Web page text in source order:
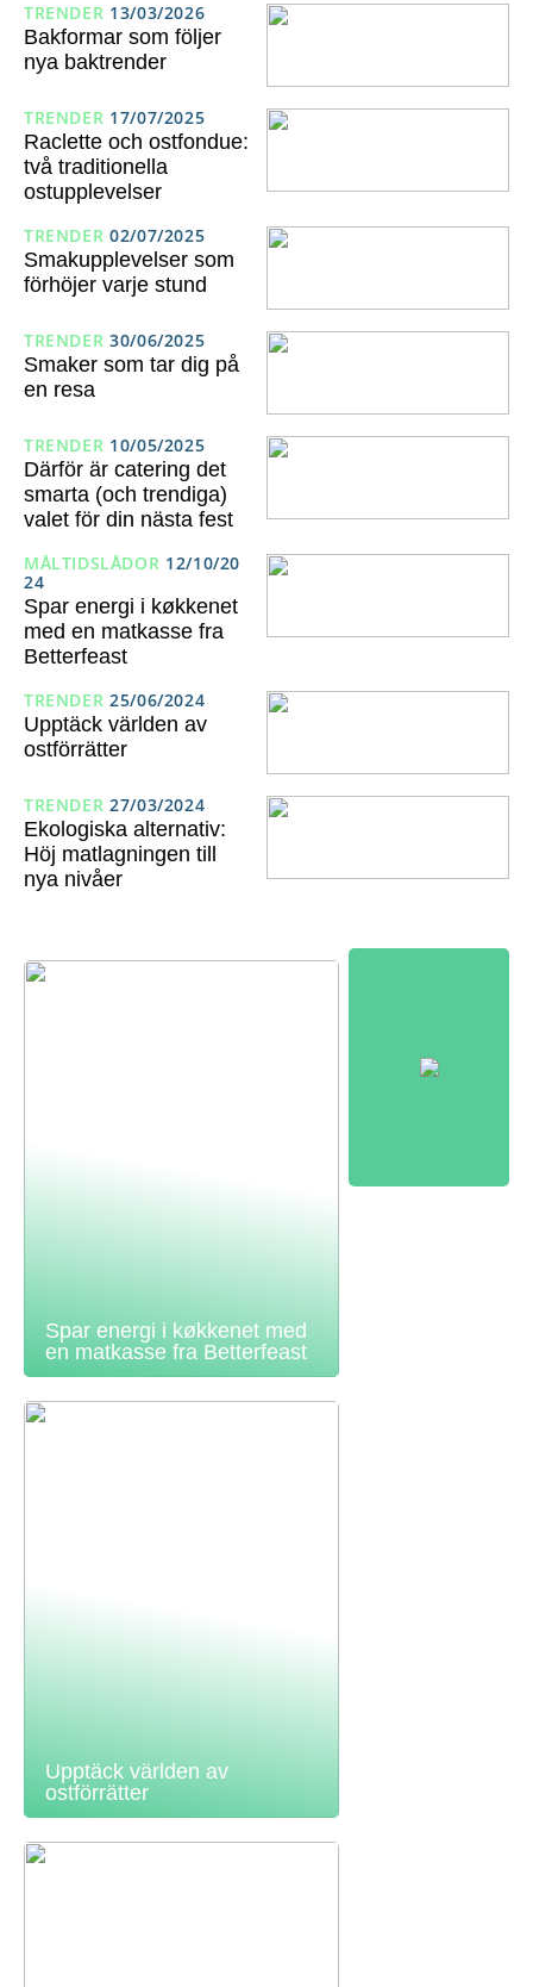
TRENDER 13/03/2026
Bakformar som följer
nya baktrender
TRENDER 17/07/2025
Raclette och ostfondue:
två traditionella
ostupplevelser
TRENDER 02/07/2025
Smakupplevelser som
förhöjer varje stund
TRENDER 30/06/2025
Smaker som tar dig på
en resa
TRENDER 10/05/2025
Därför är catering det
smarta (och trendiga)
valet för din nästa fest
MÅLTIDSLÅDOR 12/10/20
24
Spar energi i køkkenet
med en matkasse fra
Betterfeast
TRENDER 25/06/2024
Upptäck världen av
ostförrätter
TRENDER 27/03/2024
Ekologiska alternativ:
Höj matlagningen till
nya nivåer
Spar energi i køkkenet med
en matkasse fra Betterfeast
Upptäck världen av
ostförrätter